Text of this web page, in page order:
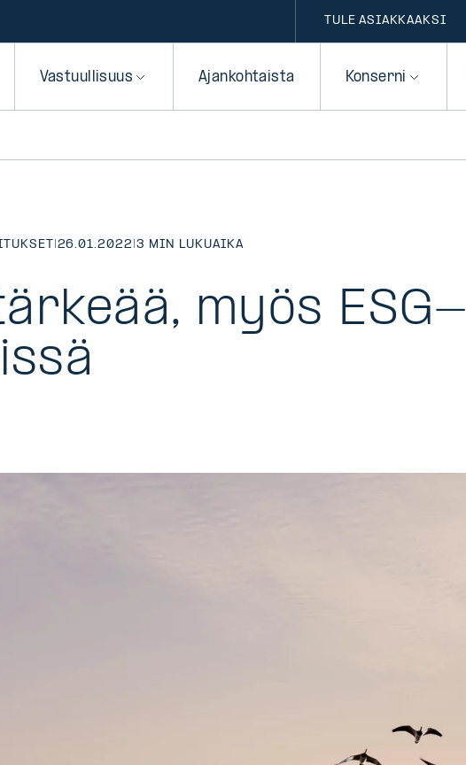
TULE ASIAKKAAKSI
Vastuullisuus Ajankohtaista Konserni
|26.01.2022 |3 MIN LUKUAIKA
myös ESG-